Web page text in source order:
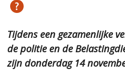
Tijdens een gezamenlijke
de politie en de
zijn donderdag 14